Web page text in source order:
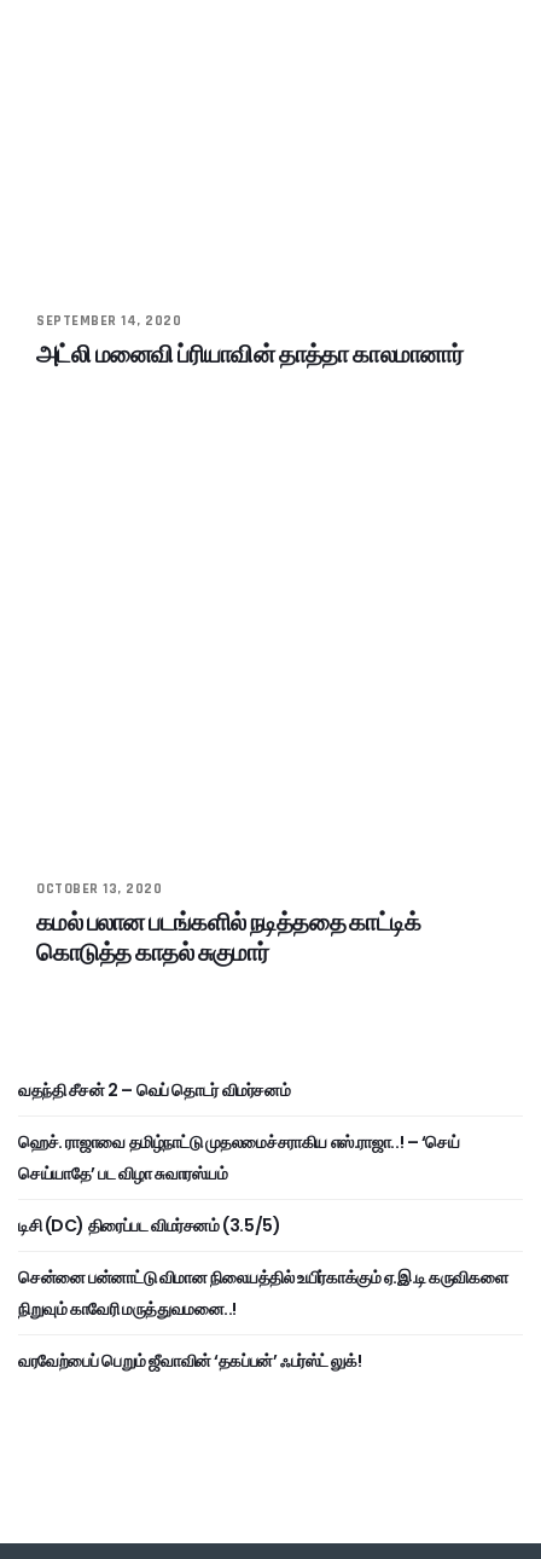
SEPTEMBER 14, 2020
அட்லி மனைவி ப்ரியாவின் தாத்தா காலமானார்
OCTOBER 13, 2020
கமல் பலான படங்களில் நடித்ததை காட்டிக்
கொடுத்த காதல் சுகுமார்
வதந்தி சீசன் 2 – வெப் தொடர் விமர்சனம்
ஹெச். ராஜாவை தமிழ்நாட்டு முதலமைச்சராகிய எஸ்.ராஜா..! – ‘செய்
செய்யாதே’ பட விழா சுவாரஸ்யம்
டிசி (DC) திரைப்பட விமர்சனம் (3.5/5)
சென்னை பன்னாட்டு விமான நிலையத்தில் உயிர்காக்கும் ஏ.இ.டி கருவிகளை
நிறுவும் காவேரி மருத்துவமனை..!
வரவேற்பைப் பெறும் ஜீவாவின் ‘தகப்பன்’ ஃபர்ஸ்ட் லுக்!